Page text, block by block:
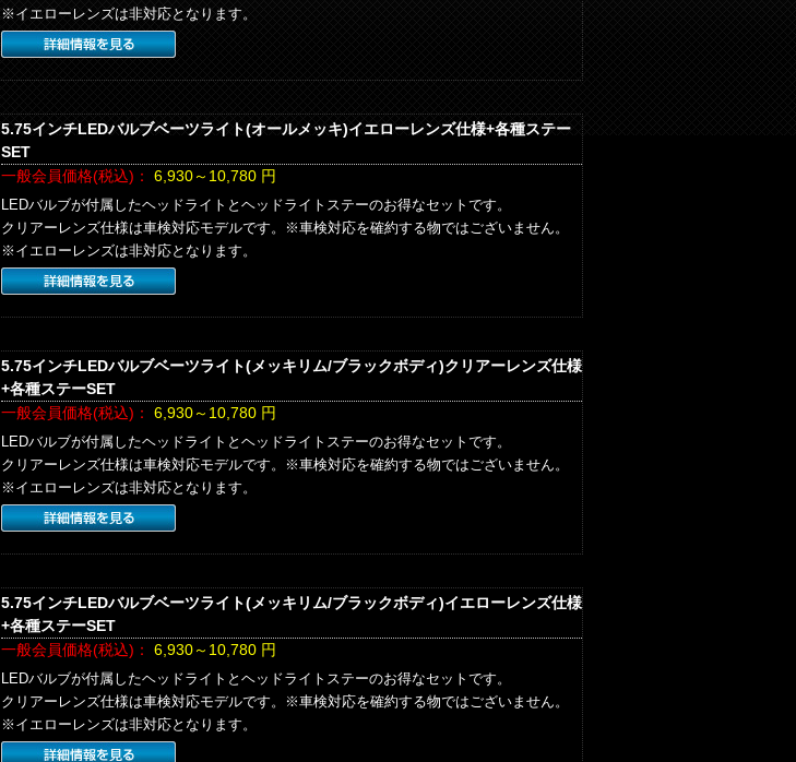
※イエローレンズは非対応となります。
5.75インチLEDバルブベーツライト(オールメッキ)イエローレンズ仕様+各種ステー
SET
一般会員価格(税込)： 6,930～10,780円
LEDバルブが付属したヘッドライトとヘッドライトステーのお得なセットです。
クリアーレンズ仕様は車検対応モデルです。※車検対応を確約する物ではございません。
※イエローレンズは非対応となります。
5.75インチLEDバルブベーツライト(メッキリム/ブラックボディ)クリアーレンズ仕様
+各種ステーSET
一般会員価格(税込)： 6,930～10,780円
LEDバルブが付属したヘッドライトとヘッドライトステーのお得なセットです。
クリアーレンズ仕様は車検対応モデルです。※車検対応を確約する物ではございません。
※イエローレンズは非対応となります。
5.75インチLEDバルブベーツライト(メッキリム/ブラックボディ)イエローレンズ仕様
+各種ステーSET
一般会員価格(税込)： 6,930～10,780円
LEDバルブが付属したヘッドライトとヘッドライトステーのお得なセットです。
クリアーレンズ仕様は車検対応モデルです。※車検対応を確約する物ではございません。
※イエローレンズは非対応となります。